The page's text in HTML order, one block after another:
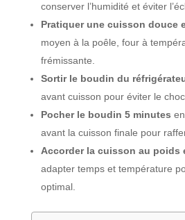
conserver l’humidité et éviter
Pratiquer une cuisson douce
moyen à la poêle, four à
frémissante.
Sortir le boudin du
avant cuisson pour éviter le
Pocher le boudin 5 minutes
avant la cuisson finale pour
Accorder la cuisson au poids
adapter temps et température
optimal.